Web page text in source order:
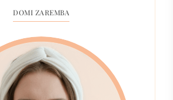
DOMI ZAREMBA